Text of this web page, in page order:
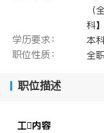
科
学历要求：
本
职位性质：
全
职位描述
工内容